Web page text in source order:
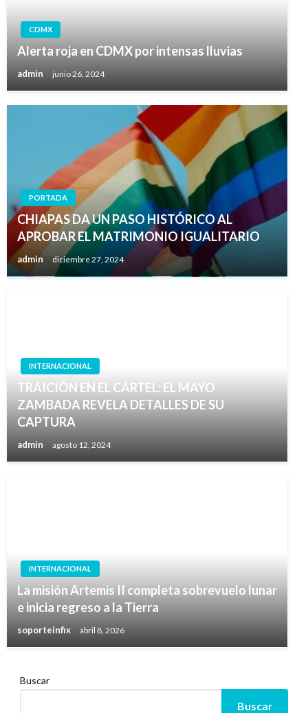
CDMX
Alerta roja en CDMX por intensas lluvias
admin junio 26, 2024
PORTADA
CHIAPAS DA UN PASO HISTÓRICO AL
APROBAR EL MATRIMONIO IGUALITARIO
admin diciembre 27, 2024
INTERNACIONAL
TRAICIÓN EN EL CÁRTEL: EL MAYO
ZAMBADA REVELA DETALLES DE SU
CAPTURA
admin agosto 12, 2024
INTERNACIONAL
La misión Artemis II completa sobrevuelo lunar
e inicia regreso a la Tierra
soporteinfix abril 8, 2026
Buscar
Buscar